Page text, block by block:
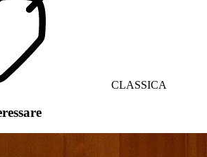
CLASSICA